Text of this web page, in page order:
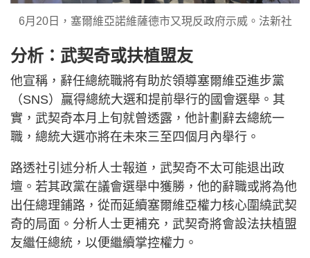
6月20日，塞爾維亞諾維薩德市又現反政府示威。法新社
分析：武契奇或扶植盟友
他宣稱，辭任總統職將有助於領導塞爾維亞進步黨
（SNS）贏得總統大選和提前舉行的國會選舉。其
實，武契奇本月上旬就曾透露，他計劃辭去總統一
職，總統大選亦將在未來三至四個月內舉行。
路透社引述分析人士報道，武契奇不太可能退出政
壇。若其政黨在議會選舉中獲勝，他的辭職或將為他
出任總理鋪路，從而延續塞爾維亞權力核心圍繞武契
奇的局面。分析人士更補充，武契奇將會設法扶植盟
友繼任總統，以便繼續掌控權力。